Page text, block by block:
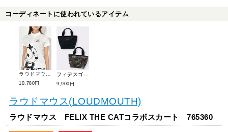
コーディネートに使われているアイテム
10,780円 9,900円
ラウドマウス(LOUDMOUTH)
ラウドマウス FELIX THE CATコラボスカート 765360